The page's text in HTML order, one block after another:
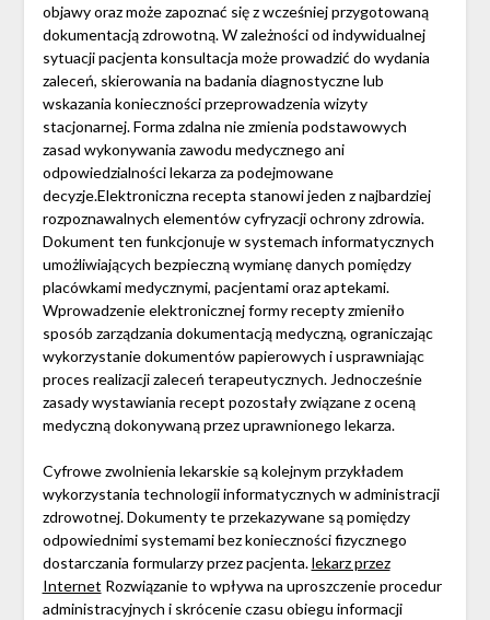
objawy oraz może zapoznać się z wcześniej przygotowaną
dokumentacją zdrowotną. W zależności od indywidualnej
sytuacji pacjenta konsultacja może prowadzić do wydania
zaleceń, skierowania na badania diagnostyczne lub
wskazania konieczności przeprowadzenia wizyty
stacjonarnej. Forma zdalna nie zmienia podstawowych
zasad wykonywania zawodu medycznego ani
odpowiedzialności lekarza za podejmowane
decyzje.Elektroniczna recepta stanowi jeden z najbardziej
rozpoznawalnych elementów cyfryzacji ochrony zdrowia.
Dokument ten funkcjonuje w systemach informatycznych
umożliwiających bezpieczną wymianę danych pomiędzy
placówkami medycznymi, pacjentami oraz aptekami.
Wprowadzenie elektronicznej formy recepty zmieniło
sposób zarządzania dokumentacją medyczną, ograniczając
wykorzystanie dokumentów papierowych i usprawniając
proces realizacji zaleceń terapeutycznych. Jednocześnie
zasady wystawiania recept pozostały związane z oceną
medyczną dokonywaną przez uprawnionego lekarza.
Cyfrowe zwolnienia lekarskie są kolejnym przykładem
wykorzystania technologii informatycznych w administracji
zdrowotnej. Dokumenty te przekazywane są pomiędzy
odpowiednimi systemami bez konieczności fizycznego
dostarczania formularzy przez pacjenta.lekarz przez
Internet Rozwiązanie to wpływa na uproszczenie procedur
administracyjnych i skrócenie czasu obiegu informacji